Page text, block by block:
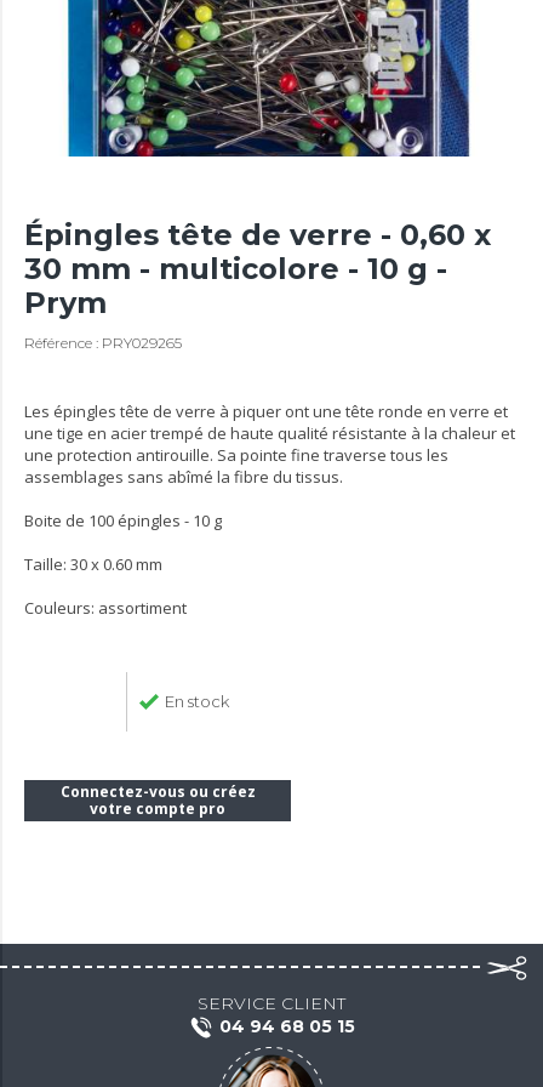
Épingles tête de verre - 0,60 x
30 mm - multicolore - 10 g -
Prym
Référence : PRY029265
Les épingles tête de verre à piquer ont une tête ronde en verre et
une tige en acier trempé de haute qualité résistante à la chaleur et
une protection antirouille. Sa pointe fine traverse tous les
assemblages sans abîmé la fibre du tissus.
Boite de 100 épingles - 10 g
Taille: 30 x 0.60 mm
Couleurs: assortiment
En stock
Connectez-vous ou créez
votre compte pro
SERVICE CLIENT
04 94 68 05 15